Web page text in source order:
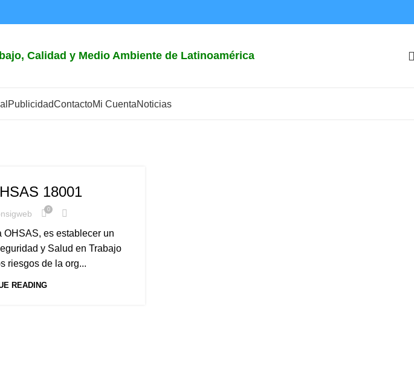
Calidad y Medio Ambiente de Latinoamérica
PublicidadContactoMi CuentaNoticias
18001
0
OHSAS, es establecer un
y Salud en Trabajo
riesgos de la org...
READING